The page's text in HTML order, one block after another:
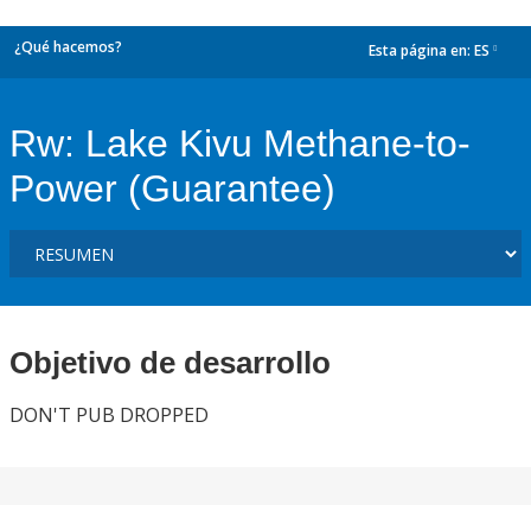
¿Qué hacemos? Esta página en: ES
Rw: Lake Kivu Methane-to-
Power (Guarantee)
Objetivo de desarrollo
DON'T PUB DROPPED